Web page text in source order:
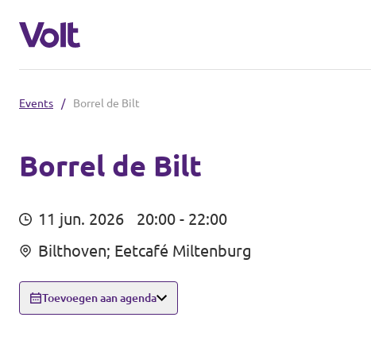
De communities in de Provincie Utrecht
Volt Utrecht (Afdeling)
Volt Amersfoort
Volt De Bilt
Mensen
Events / Borrel de Bilt
Borrel de Bilt
11 jun. 2026
20:00 - 22:00
Bilthoven; Eetcafé Miltenburg
Toevoegen aan agenda